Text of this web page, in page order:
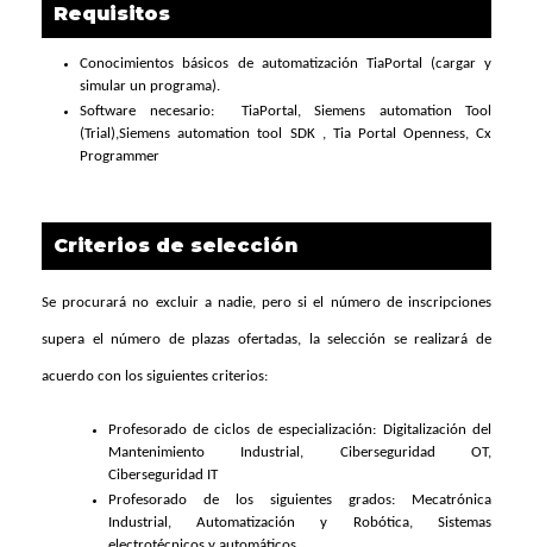
Requisitos
Conocimientos básicos de automatización TiaPortal (cargar y
simular un programa).
Software necesario: TiaPortal, Siemens automation Tool
(Trial),Siemens automation tool SDK , Tia Portal Openness, Cx
Programmer
Criterios de selección
Se procurará no excluir a nadie, pero si el número de inscripciones
supera el número de plazas ofertadas, la selección se realizará de
acuerdo con los siguientes criterios:
Profesorado de ciclos de especialización: Digitalización del
Mantenimiento Industrial, Ciberseguridad OT,
Ciberseguridad IT
Profesorado de los siguientes grados: Mecatrónica
Industrial, Automatización y Robótica, Sistemas